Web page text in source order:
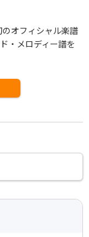
オフィシャル楽譜
・メロディー譜を